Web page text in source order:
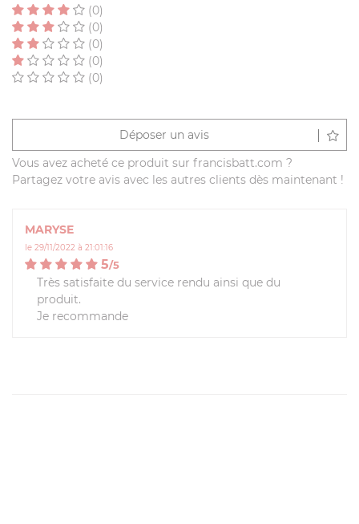
(0)
(0)
(0)
(0)
(0)
Déposer un avis
Vous avez acheté ce produit sur francisbatt.com ?
Partagez votre avis avec les autres clients dès maintenant !
MARYSE
le 29/11/2022 à 21:01:16
5/5
Très satisfaite du service rendu ainsi que du
produit.
Je recommande